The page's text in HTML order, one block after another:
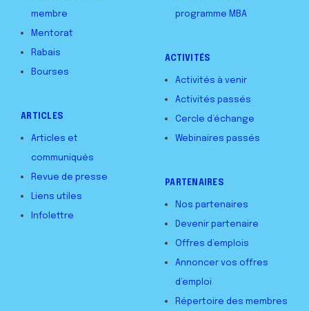
membre
Mentorat
Rabais
Bourses
ARTICLES
Articles et
communiqués
Revue de presse
Liens utiles
Infolettre
programme MBA
ACTIVITÉS
Activités à venir
Activités passés
Cercle d’échange
Webinaires passés
PARTENAIRES
Nos partenaires
Devenir partenaire
Offres d’emplois
Annoncer vos offres
d’emploi
Répertoire des membres